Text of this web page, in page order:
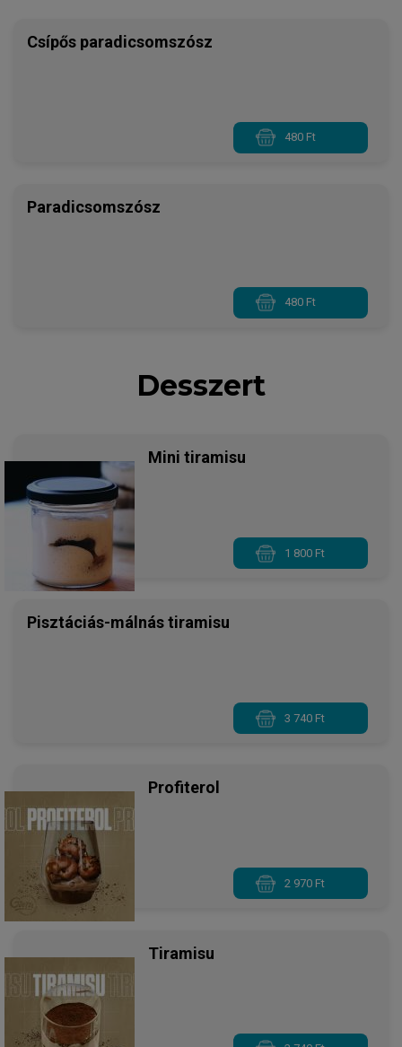
Csípős paradicsomszósz
480 Ft
Paradicsomszósz
480 Ft
Desszert
Mini tiramisu
1 800 Ft
Pisztáciás-málnás tiramisu
3 740 Ft
Profiterol
2 970 Ft
Tiramisu